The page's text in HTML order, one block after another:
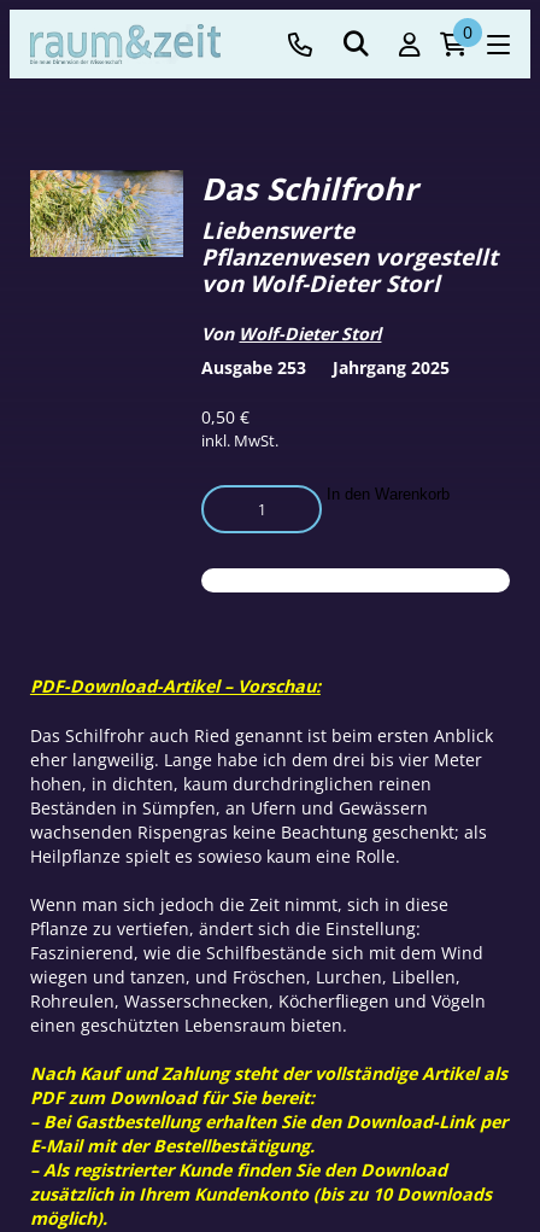
0
Das Schilfrohr
0,50€
inkl. MwSt.
Liebenswerte
Pflanzenwesen vorgestellt
von Wolf-Dieter Storl
Von Wolf-Dieter Storl
Das
Schilfrohr
In den Warenkorb
Ausgabe 253 Jahrgang 2025
PDF-Download-Artikel – Vorschau:
Das Schilfrohr auch Ried genannt ist beim ersten Anblick
eher langweilig. Lange habe ich dem drei bis vier Meter
hohen, in dichten, kaum durchdringlichen reinen
Beständen in Sümpfen, an Ufern und Gewässern
wachsenden Rispengras keine Beachtung geschenkt; als
Heilpflanze spielt es sowieso kaum eine Rolle.
Wenn man sich jedoch die Zeit nimmt, sich in diese
Pflanze zu vertiefen, ändert sich die Einstellung:
Faszinierend, wie die Schilfbestände sich mit dem Wind
wiegen und tanzen, und Fröschen, Lurchen, Libellen,
Rohreulen, Wasserschnecken, Köcherfliegen und Vögeln
einen geschützten Lebensraum bieten.
Nach Kauf und Zahlung steht der vollständige Artikel als
PDF zum Download für Sie bereit:
– Bei Gastbestellung erhalten Sie den Download-Link per
E-Mail mit der Bestellbestätigung.
– Als registrierter Kunde finden Sie den Download
zusätzlich in Ihrem Kundenkonto (bis zu 10 Downloads
möglich).